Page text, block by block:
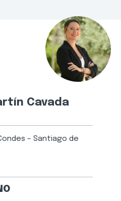
Cavada
– Santiago de